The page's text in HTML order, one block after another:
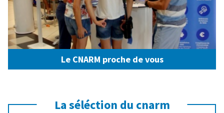
Le CNARM proche de vous
La séléction du cnarm